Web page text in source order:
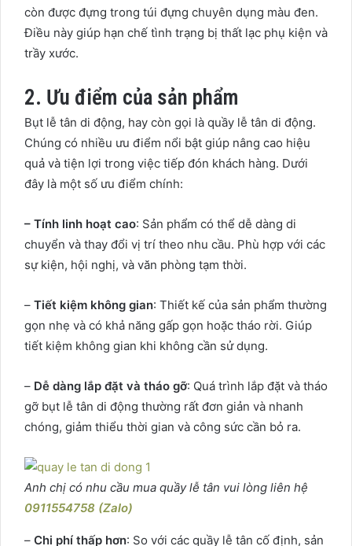
còn được đựng trong túi đựng chuyên dụng màu đen.
Điều này giúp hạn chế tình trạng bị thất lạc phụ kiện và
trầy xước.
2. Ưu điểm của sản phẩm
Bụt lễ tân di động, hay còn gọi là quầy lễ tân di động.
Chúng có nhiều ưu điểm nổi bật giúp nâng cao hiệu
quả và tiện lợi trong việc tiếp đón khách hàng. Dưới
đây là một số ưu điểm chính:
– Tính linh hoạt cao: Sản phẩm có thể dễ dàng di
chuyển và thay đổi vị trí theo nhu cầu. Phù hợp với các
sự kiện, hội nghị, và văn phòng tạm thời.
– Tiết kiệm không gian: Thiết kế của sản phẩm thường
gọn nhẹ và có khả năng gấp gọn hoặc tháo rời. Giúp
tiết kiệm không gian khi không cần sử dụng.
– Dễ dàng lắp đặt và tháo gỡ: Quá trình lắp đặt và tháo
gỡ bụt lễ tân di động thường rất đơn giản và nhanh
chóng, giảm thiểu thời gian và công sức cần bỏ ra.
Anh chị có nhu cầu mua quầy lễ tân vui lòng liên hệ
0911554758 (Zalo)
– Chi phí thấp hơn: So với các quầy lễ tân cố định, sản